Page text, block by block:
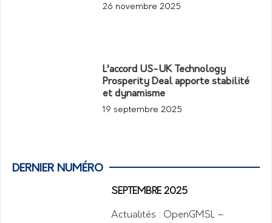
26 novembre 2025
L’accord US-UK Technology
Prosperity Deal apporte stabilité
et dynamisme
19 septembre 2025
DERNIER NUMÉRO
SEPTEMBRE 2025
Actualités : OpenGMSL –